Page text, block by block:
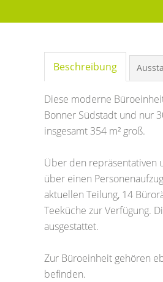
Beschreibung
Diese moderne
Bonner Südstadt und nur
insgesamt 354 m² groß.
Über den repräsentativen
über einen
aktuellen Teilung, 14
Teeküche zur Verfügung.
ausgestattet.
Zur Büroeinheit gehören
befinden.